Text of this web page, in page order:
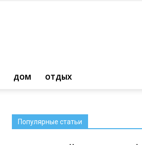
ДОМ ОТДЫХ
Популярные статьи